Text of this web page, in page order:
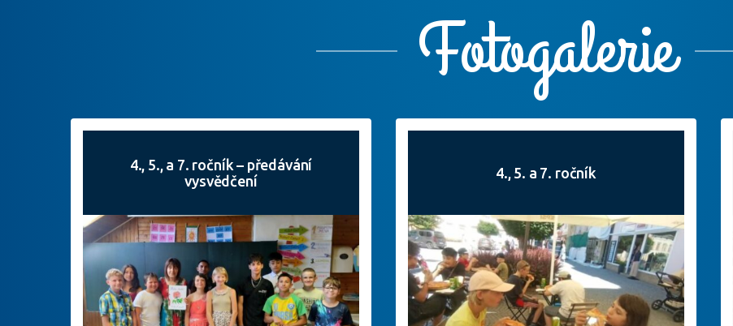
Fotogalerie
4., 5., a 7. ročník – předávání
vysvědčení
4., 5. a 7. ročník